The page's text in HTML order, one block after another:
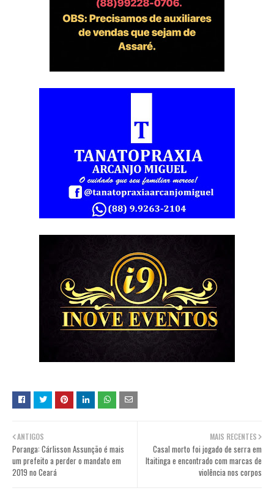
MAIS RECENTES
Casal morto foi jogado de serra em
Itaitinga e encontrado com marcas de
violência nos corpos
ANTIGOS
Poranga: Cárlisson Assunção é mais
um prefeito a perder o mandato em
2019 no Ceará